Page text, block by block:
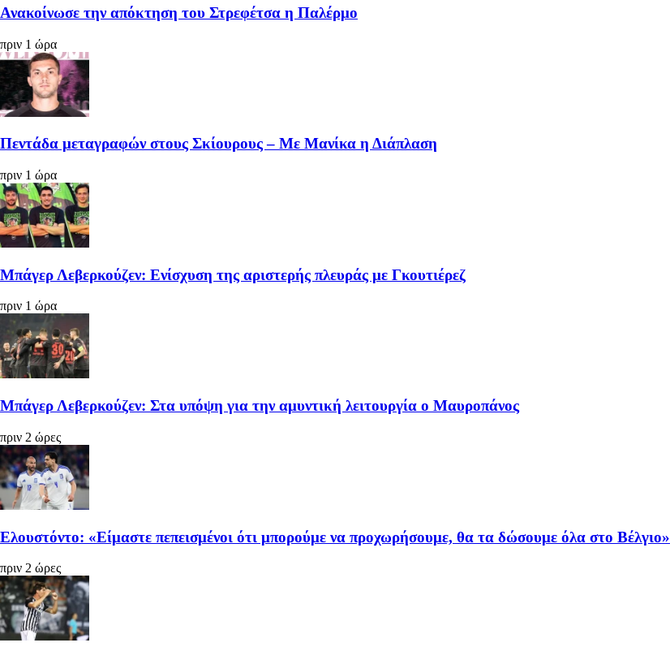
Ανακοίνωσε την απόκτηση του Στρεφέτσα η Παλέρμο
πριν 1 ώρα
Πεντάδα μεταγραφών στους Σκίουρους – Με Μανίκα η Διάπλαση
πριν 1 ώρα
Μπάγερ Λεβερκούζεν: Ενίσχυση της αριστερής πλευράς με Γκουτιέρεζ
πριν 1 ώρα
Μπάγερ Λεβερκούζεν: Στα υπόψη για την αμυντική λειτουργία ο Μαυροπάνος
πριν 2 ώρες
Ελουστόντο: «Είμαστε πεπεισμένοι ότι μπορούμε να προχωρήσουμε, θα τα δώσουμε όλα στο Βέλγιο»
πριν 2 ώρες